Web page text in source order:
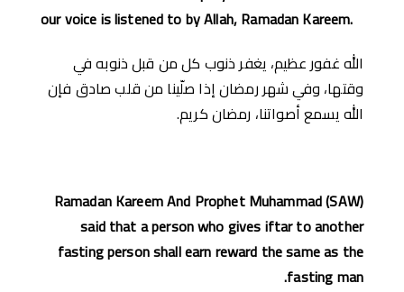
our voice is listened to by Allah, Ramadan Kareem.
الله غفور عظيم، يغفر ذنوب كل من قبل ذنوبه في
وقتها، وفي شهر رمضان إذا صلّينا من قلب صادق فإن
الله يسمع أصواتنا، رمضان كريم.
Ramadan Kareem And Prophet Muhammad (SAW)
said that a person who gives iftar to another
fasting person shall earn reward the same as the
fasting man.